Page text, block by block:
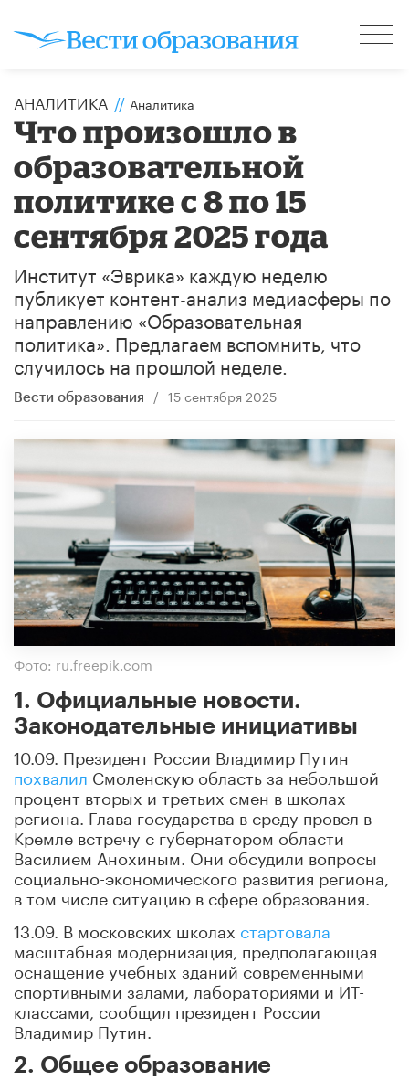
АНАЛИТИКА // Аналитика
Что произошло в
образовательной
политике с 8 по 15
сентября 2025 года
Институт «Эврика» каждую неделю
публикует контент-анализ медиасферы по
направлению «Образовательная
политика». Предлагаем вспомнить, что
случилось на прошлой неделе.
Вести образования / 15 сентября 2025
Фото: ru.freepik.com
1. Официальные новости.
Законодательные инициативы
10.09. Президент России Владимир Путин
похвалил Смоленскую область за небольшой
процент вторых и третьих смен в школах
региона. Глава государства в среду провел в
Кремле встречу с губернатором области
Василием Анохиным. Они обсудили вопросы
социально-экономического развития региона,
в том числе ситуацию в сфере образования.
13.09. В московских школах стартовала
масштабная модернизация, предполагающая
оснащение учебных зданий современными
спортивными залами, лабораториями и ИТ-
классами, сообщил президент России
Владимир Путин.
2. Общее образование